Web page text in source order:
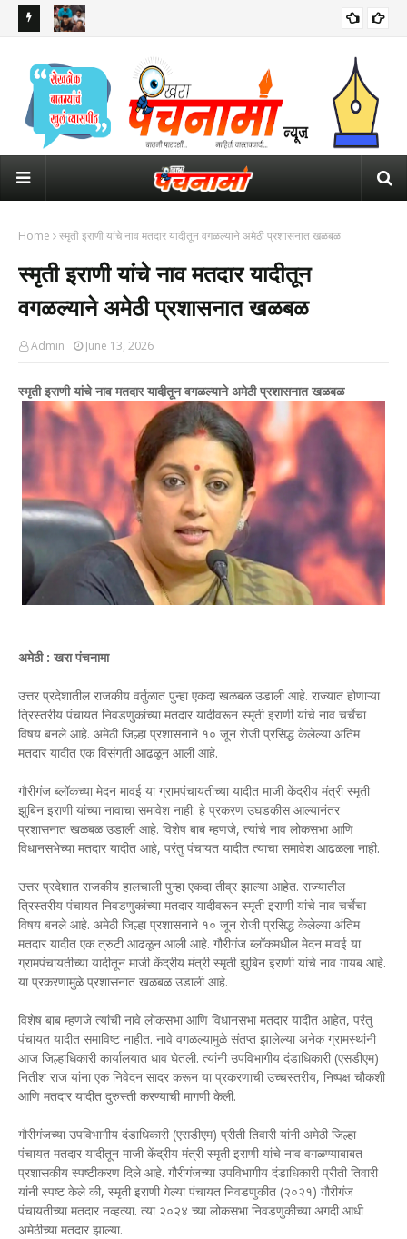
Home स्मृती इराणी यांचे नाव मतदार यादीतून वगळल्याने अमेठी प्रशासनात खळबळ
स्मृती इराणी यांचे नाव मतदार यादीतून
वगळल्याने अमेठी प्रशासनात खळबळ
Admin June 13, 2026
स्मृती इराणी यांचे नाव मतदार यादीतून वगळल्याने अमेठी प्रशासनात खळबळ
अमेठी : खरा पंचनामा
उत्तर प्रदेशातील राजकीय वर्तुळात पुन्हा एकदा खळबळ उडाली आहे. राज्यात होणाऱ्या
त्रिस्तरीय पंचायत निवडणुकांच्या मतदार यादीवरून स्मृती इराणी यांचे नाव चर्चेचा
विषय बनले आहे. अमेठी जिल्हा प्रशासनाने १० जून रोजी प्रसिद्ध केलेल्या अंतिम
मतदार यादीत एक विसंगती आढळून आली आहे.
गौरीगंज ब्लॉकच्या मेदन मावई या ग्रामपंचायतीच्या यादीत माजी केंद्रीय मंत्री स्मृती
झुबिन इराणी यांच्या नावाचा समावेश नाही. हे प्रकरण उघडकीस आल्यानंतर
प्रशासनात खळबळ उडाली आहे. विशेष बाब म्हणजे, त्यांचे नाव लोकसभा आणि
विधानसभेच्या मतदार यादीत आहे, परंतु पंचायत यादीत त्याचा समावेश आढळला नाही.
उत्तर प्रदेशात राजकीय हालचाली पुन्हा एकदा तीव्र झाल्या आहेत. राज्यातील
त्रिस्तरीय पंचायत निवडणुकांच्या मतदार यादीवरून स्मृती इराणी यांचे नाव चर्चेचा
विषय बनले आहे. अमेठी जिल्हा प्रशासनाने १० जून रोजी प्रसिद्ध केलेल्या अंतिम
मतदार यादीत एक त्रुटी आढळून आली आहे. गौरीगंज ब्लॉकमधील मेदन मावई या
ग्रामपंचायतीच्या यादीतून माजी केंद्रीय मंत्री स्मृती झुबिन इराणी यांचे नाव गायब आहे.
या प्रकरणामुळे प्रशासनात खळबळ उडाली आहे.
विशेष बाब म्हणजे त्यांची नावे लोकसभा आणि विधानसभा मतदार यादीत आहेत, परंतु
पंचायत यादीत समाविष्ट नाहीत. नावे वगळल्यामुळे संतप्त झालेल्या अनेक ग्रामस्थांनी
आज जिल्हाधिकारी कार्यालयात धाव घेतली. त्यांनी उपविभागीय दंडाधिकारी (एसडीएम)
नितीश राज यांना एक निवेदन सादर करून या प्रकरणाची उच्चस्तरीय, निष्पक्ष चौकशी
आणि मतदार यादीत दुरुस्ती करण्याची मागणी केली.
गौरीगंजच्या उपविभागीय दंडाधिकारी (एसडीएम) प्रीती तिवारी यांनी अमेठी जिल्हा
पंचायत मतदार यादीतून माजी केंद्रीय मंत्री स्मृती इराणी यांचे नाव वगळण्याबाबत
प्रशासकीय स्पष्टीकरण दिले आहे. गौरीगंजच्या उपविभागीय दंडाधिकारी प्रीती तिवारी
यांनी स्पष्ट केले की, स्मृती इराणी गेल्या पंचायत निवडणुकीत (२०२१) गौरीगंज
पंचायतीच्या मतदार नव्हत्या. त्या २०२४ च्या लोकसभा निवडणुकीच्या अगदी आधी
अमेठीच्या मतदार झाल्या.